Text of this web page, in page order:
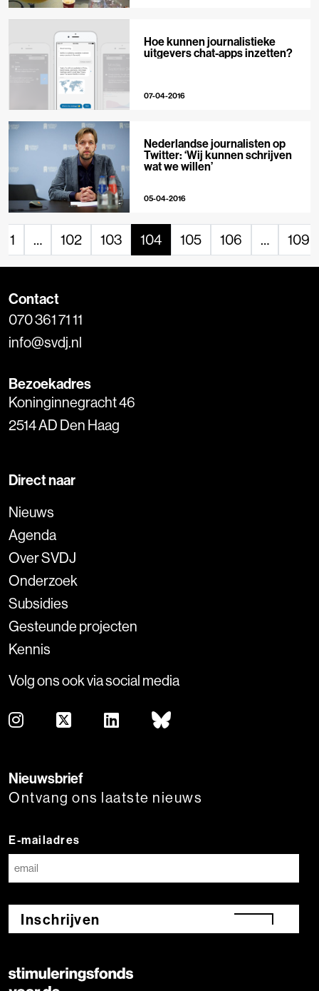
Hoe kunnen journalistieke
uitgevers chat-apps inzetten?
07-04-2016
Nederlandse journalisten op
Twitter: ‘Wij kunnen schrijven
wat we willen’
05-04-2016
1 … 102 103 104 105 106 … 109
Contact
070 361 71 11
info@svdj.nl
Bezoekadres
Koninginnegracht 46
2514 AD Den Haag
Direct naar
Nieuws
Agenda
Over SVDJ
Onderzoek
Subsidies
Gesteunde projecten
Kennis
Volg ons ook via social media
Nieuwsbrief
Ontvang ons laatste nieuws
E-mailadres
Inschrijven